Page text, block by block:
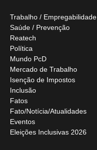
Trabalho / Empregabilidade
Saúde / Prevenção
Reatech
Política
Mundo PcD
Mercado de Trabalho
Isenção de Impostos
Inclusão
Fatos
Fato/Notícia/Atualidades
Eventos
Eleições Inclusivas 2026